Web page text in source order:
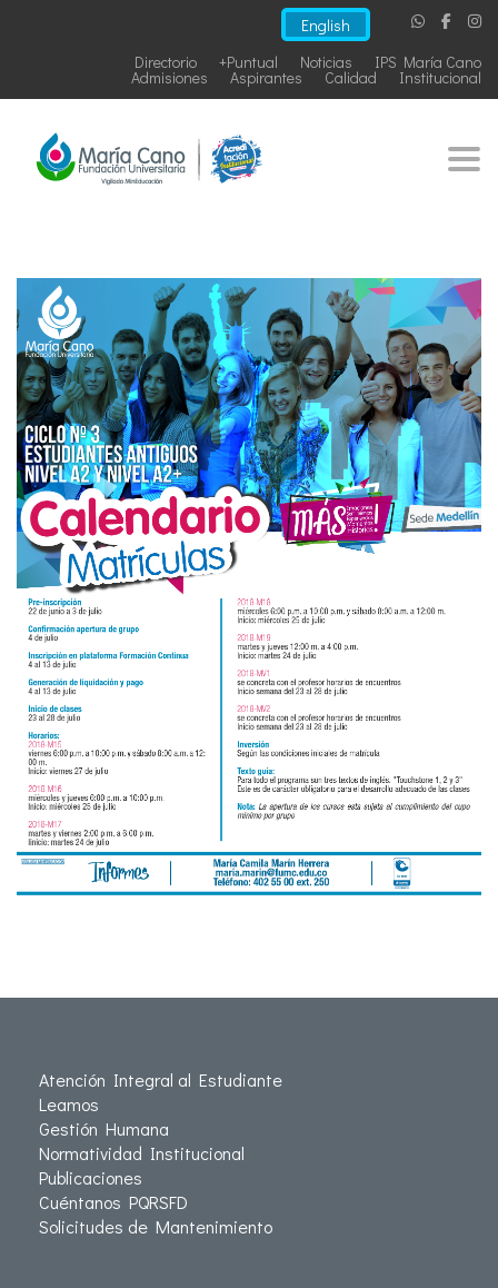
English
IPS María Cano
Noticias
+Puntual
Directorio
Institucional
Calidad
Aspirantes
Admisiones
Atención Integral al Estudiante
Leamos
Gestión Humana
Normatividad Institucional
Publicaciones
Cuéntanos PQRSFD
Solicitudes de Mantenimiento